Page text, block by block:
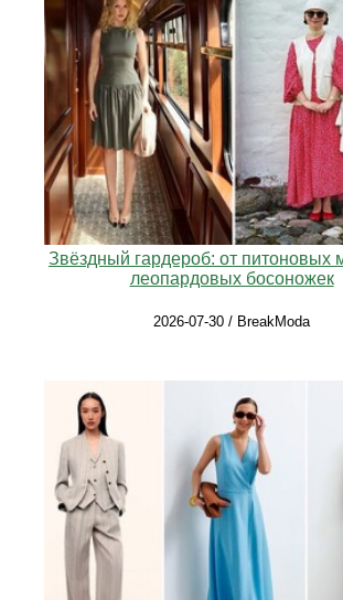
Звёздный гардероб: от питоновых
леопардовых босоножек
2026-07-30 / BreakModa